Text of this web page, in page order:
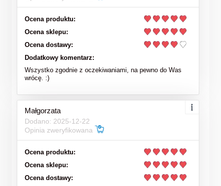
Ocena produktu:
Ocena sklepu:
Ocena dostawy:
Dodatkowy komentarz:
Wszystko zgodnie z oczekiwaniami, na pewno do Was
wrócę. :)
Małgorzata
Dodano: 2025-12-22
Opinia zweryfikowana
Ocena produktu:
Ocena sklepu:
Ocena dostawy: